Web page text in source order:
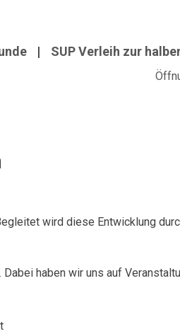
SUP Verleih zur
wird diese Entwicklung
haben wir uns auf